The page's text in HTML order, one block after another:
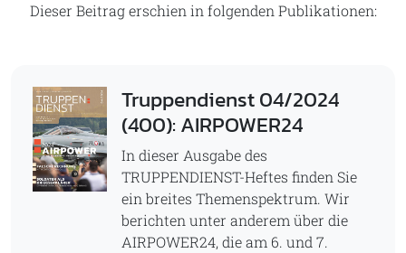
Dieser Beitrag erschien in folgenden Publikationen:
Truppendienst 04/2024
(400): AIRPOWER24
In dieser Ausgabe des
TRUPPENDIENST-Heftes finden Sie
ein breites Themenspektrum. Wir
berichten unter anderem über die
AIRPOWER24, die am 6. und 7.